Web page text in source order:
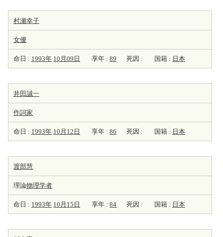
村瀬幸子
女優
命日 : 1993年 10月09日 享年 : 89 死因 : 国籍 : 日本
井田誠一
作詞家
命日 : 1993年 10月12日 享年 : 86 死因 : 国籍 : 日本
渡部慧
理論物理学者
命日 : 1993年 10月15日 享年 : 84 死因 : 国籍 : 日本